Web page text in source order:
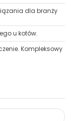
dla branży
u kotów.
Kompleksowy